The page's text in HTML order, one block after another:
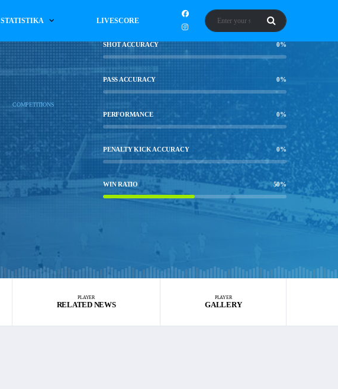
STATISTIKA LIVESCORE
COMPETITIONS
SHOT ACCURACY 0%
PASS ACCURACY 0%
PERFORMANCE 0%
PENALTY KICK ACCURACY 0%
WIN RATIO 50%
PLAYER
RELATED NEWS
PLAYER
GALLERY